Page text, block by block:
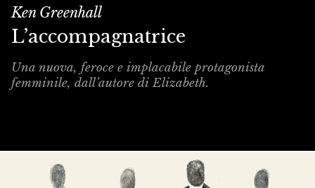
Ken Greenhall
L’accompagnatrice
Una nuova, feroce e implacabile protagonista
femminile, dall’autore di Elizabeth.